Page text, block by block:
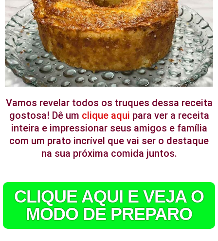
Vamos revelar todos os truques dessa receita
gostosa! Dê um clique aqui para ver a receita
inteira e impressionar seus amigos e família
com um prato incrível que vai ser o destaque
na sua próxima comida juntos.
CLIQUE AQUI E VEJA O
MODO DE PREPARO